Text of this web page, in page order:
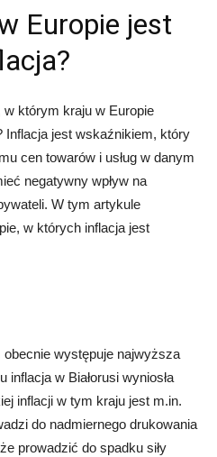
Europie jest
w którym kraju w Europie
Inflacja jest wskaźnikiem, który
cen towarów i usług w danym
negatywny wpływ na
W tym artykule
w których inflacja jest
obecnie występuje najwyższa
inflacja w Białorusi wyniosła
inflacji w tym kraju jest m.in.
do nadmiernego drukowania
prowadzić do spadku siły